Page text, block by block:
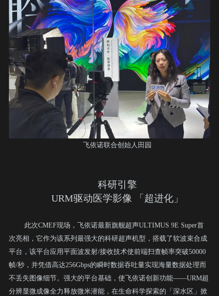
飞依诺联合创始人田园
科研引擎
URM驱动医学影像 「超进化」
此次CMEF现场，飞依诺最新旗舰超声ULTIMUS 9E Super首
次亮相，它作为该系列最强大的科研超声机型，搭载了软波束合成
平台，该平台应用平面波发射/接收技术使前端扫查帧率突破50000
帧/秒，并凭借高达256Gbps的瞬时数据吞吐量实现海量数据处理而
不丢失图像细节。强大的平台基础，使飞依诺创新功能——URM超
分辨显微成像全力释放微米潜能，在生命科学探索的「深水区」掀